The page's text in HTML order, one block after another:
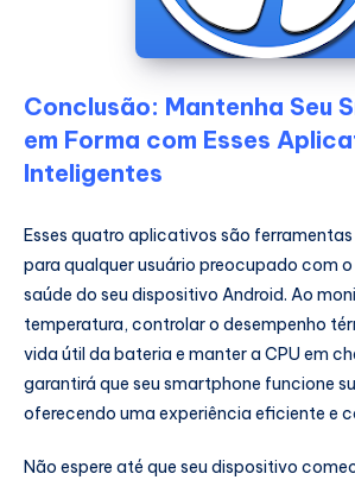
Conclusão: Mantenha Seu
em Forma com Esses
Inteligentes
Esses quatro aplicativos são ferramentas
para qualquer usuário preocupado com o
saúde do seu dispositivo Android. Ao
temperatura, controlar o desempenho
vida útil da bateria e manter a CPU em
garantirá que seu smartphone funcione
oferecendo uma experiência eficiente e
Não espere até que seu dispositivo